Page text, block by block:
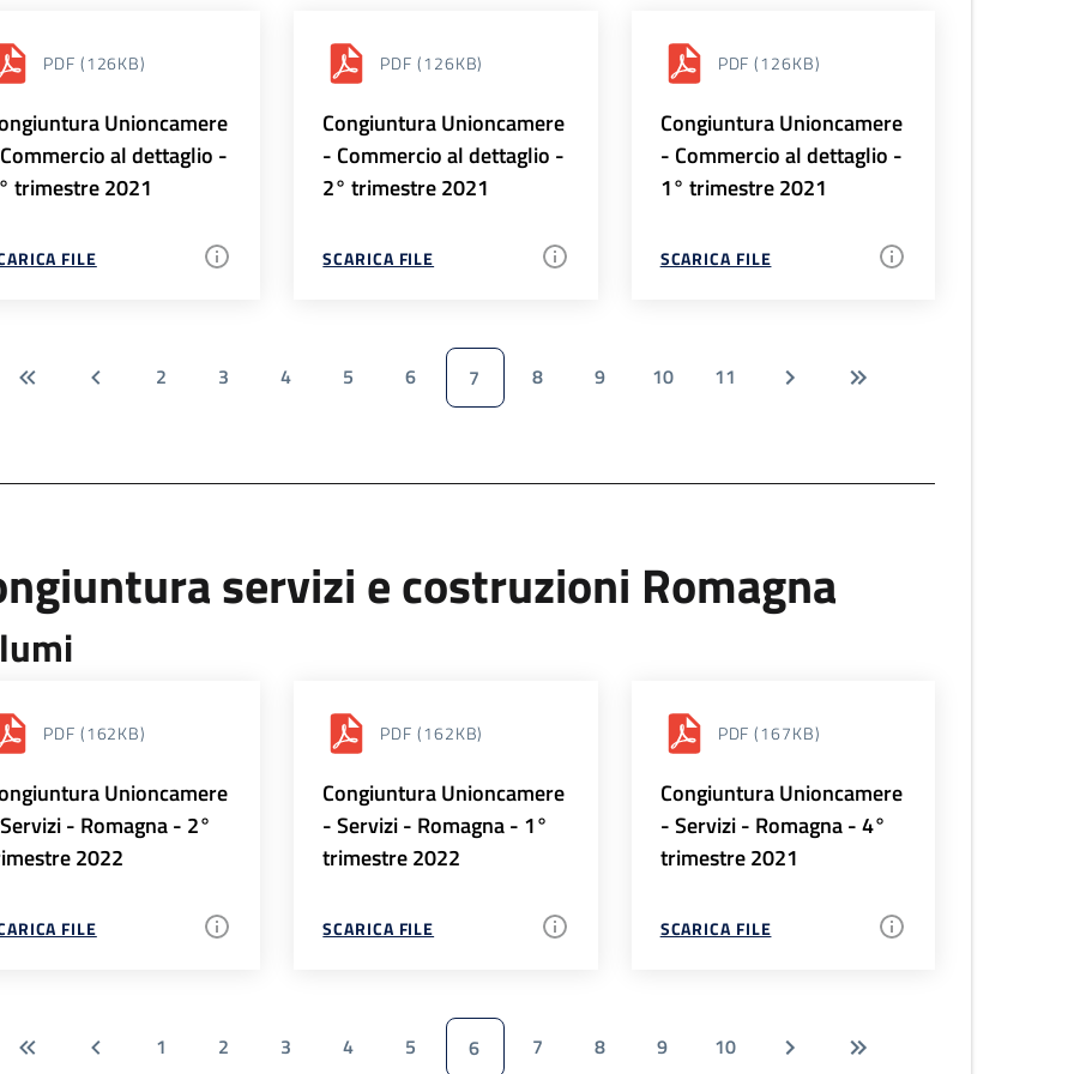
PDF (126KB)
Unioncamere
al dettaglio -
trimestre 2021
FILE
PDF (126KB)
Congiuntura Unioncamere
- Commercio al dettaglio -
2° trimestre 2021
SCARICA FILE
PDF (126KB)
Congiuntura Unioncamere
- Commercio al dettaglio -
1° trimestre 2021
SCARICA FILE
2 3 4 5 6 7 8 9 10 11
servizi e costruzioni Romagna
PDF (162KB)
Unioncamere
- Romagna - 2°
2022
FILE
PDF (162KB)
Congiuntura Unioncamere
- Servizi - Romagna - 1°
trimestre 2022
SCARICA FILE
PDF (167KB)
Congiuntura Unioncamere
- Servizi - Romagna - 4°
trimestre 2021
SCARICA FILE
1 2 3 4 5 6 7 8 9 10